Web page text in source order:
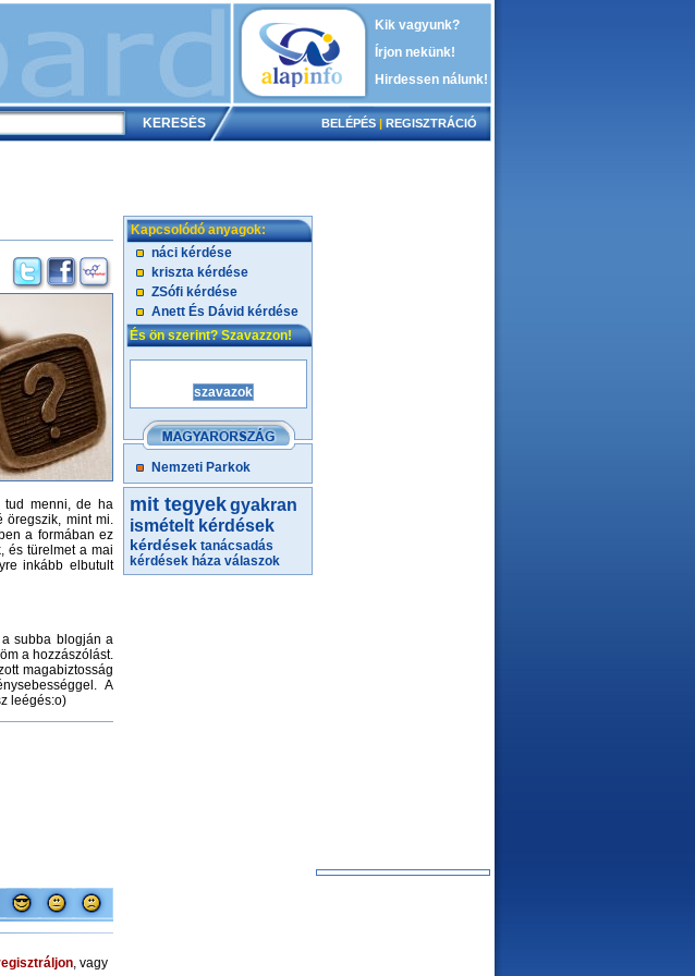
Kik vagyunk?
Írjon nekünk!
Hirdessen nálunk!
BELÉPÉS | REGISZTRÁCIÓ
tud menni, de ha
öregszik, mint mi.
a formában ez
és türelmet a mai
inkább elbutult
subba blogján a
a hozzászólást.
magabiztosság
A
leégés:o)
, vagy
Kapcsolódó anyagok:
náci kérdése
kriszta kérdése
ZSófi kérdése
Anett És Dávid kérdése
És ön szerint? Szavazzon!
Nemzeti Parkok
mit tegyekgyakran
ismételt kérdések
kérdések tanácsadás
kérdések háza válaszok